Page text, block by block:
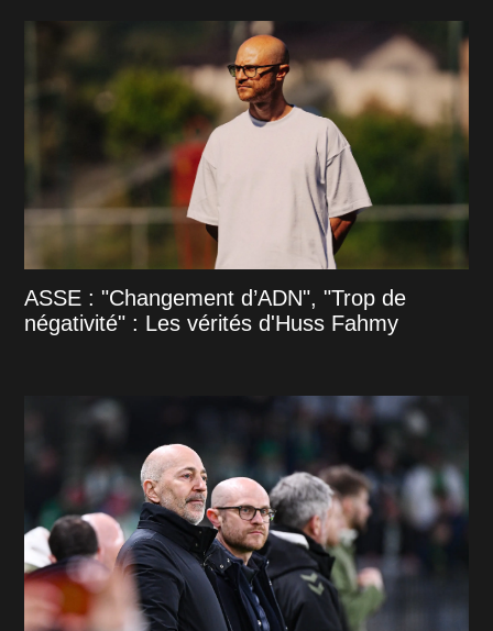
ASSE : "Changement d’ADN", "Trop de
négativité" : Les vérités d'Huss Fahmy